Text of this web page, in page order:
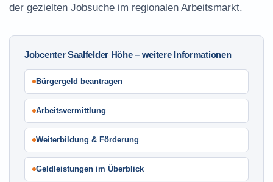
der gezielten Jobsuche im regionalen Arbeitsmarkt.
Jobcenter Saalfelder Höhe – weitere Informationen
Bürgergeld beantragen
Arbeitsvermittlung
Weiterbildung & Förderung
Geldleistungen im Überblick